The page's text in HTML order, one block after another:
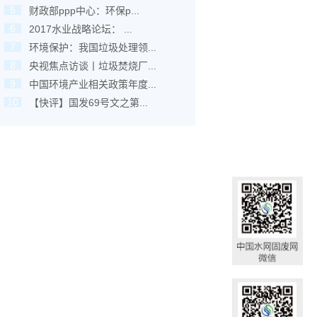
5
财政部ppp中心：环保p...
6
2017水业战略论坛： ...
7
环境保护：我国垃圾处理领...
8
央视焦点访谈丨垃圾焚烧厂...
9
中国环境产业相关政策年度...
10
【快评】国发69号文之第...